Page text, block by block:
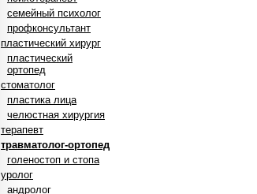
семейный психолог
профконсультант
пластический хирург
пластический
ортопед
стоматолог
пластика лица
челюстная хирургия
терапевт
травматолог-ортопед
голеностоп и стопа
уролог
андролог